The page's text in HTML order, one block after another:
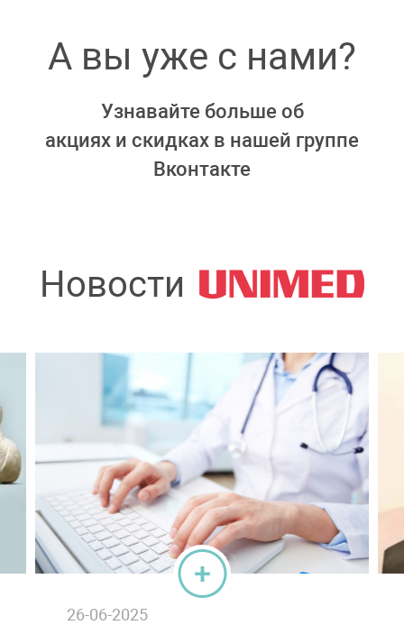
А вы уже с нами?
Узнавайте больше об
акциях и скидках в нашей группе
Вконтакте
Новости
26-06-2025